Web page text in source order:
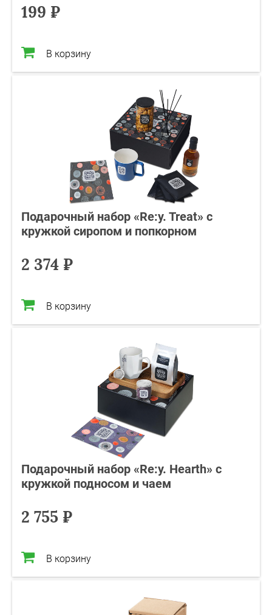
199 ₽
В корзину
Подарочный набор «Re:y. Treat» с
кружкой сиропом и попкорном
2 374 ₽
В корзину
Подарочный набор «Re:y. Hearth» с
кружкой подносом и чаем
2 755 ₽
В корзину